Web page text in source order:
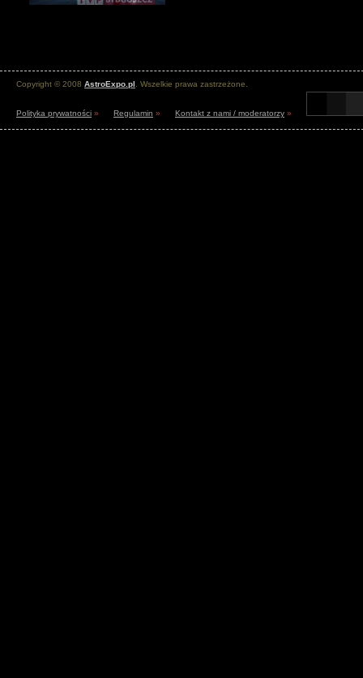
Copyright © 2008 AstroExpo.pl . Wszelkie prawa zastrzeżone.
Polityka prywatności » Regulamin » Kontakt z nami / moderatorzy »